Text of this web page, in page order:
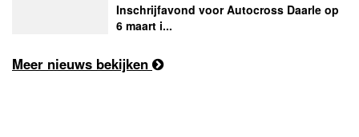
Inschrijfavond voor Autocross Daarle op
6 maart i...
Meer nieuws bekijken